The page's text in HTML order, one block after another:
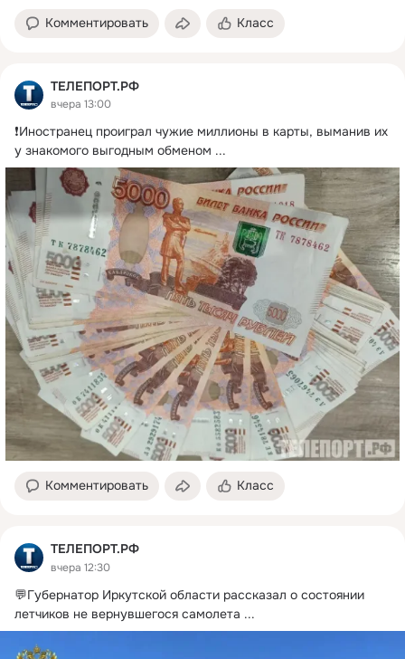
Комментировать Класс
ТЕЛЕПОРТ.РФ
вчера 13:00
❗️Иностранец проиграл чужие миллионы в карты, выманив их
у знакомого выгодным обменом ...
Комментировать Класс
ТЕЛЕПОРТ.РФ
вчера 12:30
💬Губернатор Иркутской области рассказал о состоянии
летчиков не вернувшегося самолета ...